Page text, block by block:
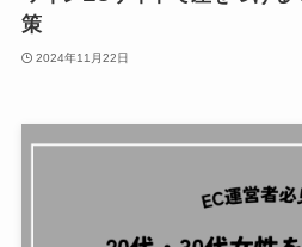
策
2024年11月22日